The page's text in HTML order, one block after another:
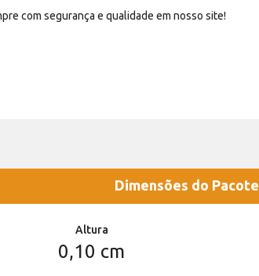
com segurança e qualidade em nosso site!
Dimensões do Pacote
Altura
0,10 cm